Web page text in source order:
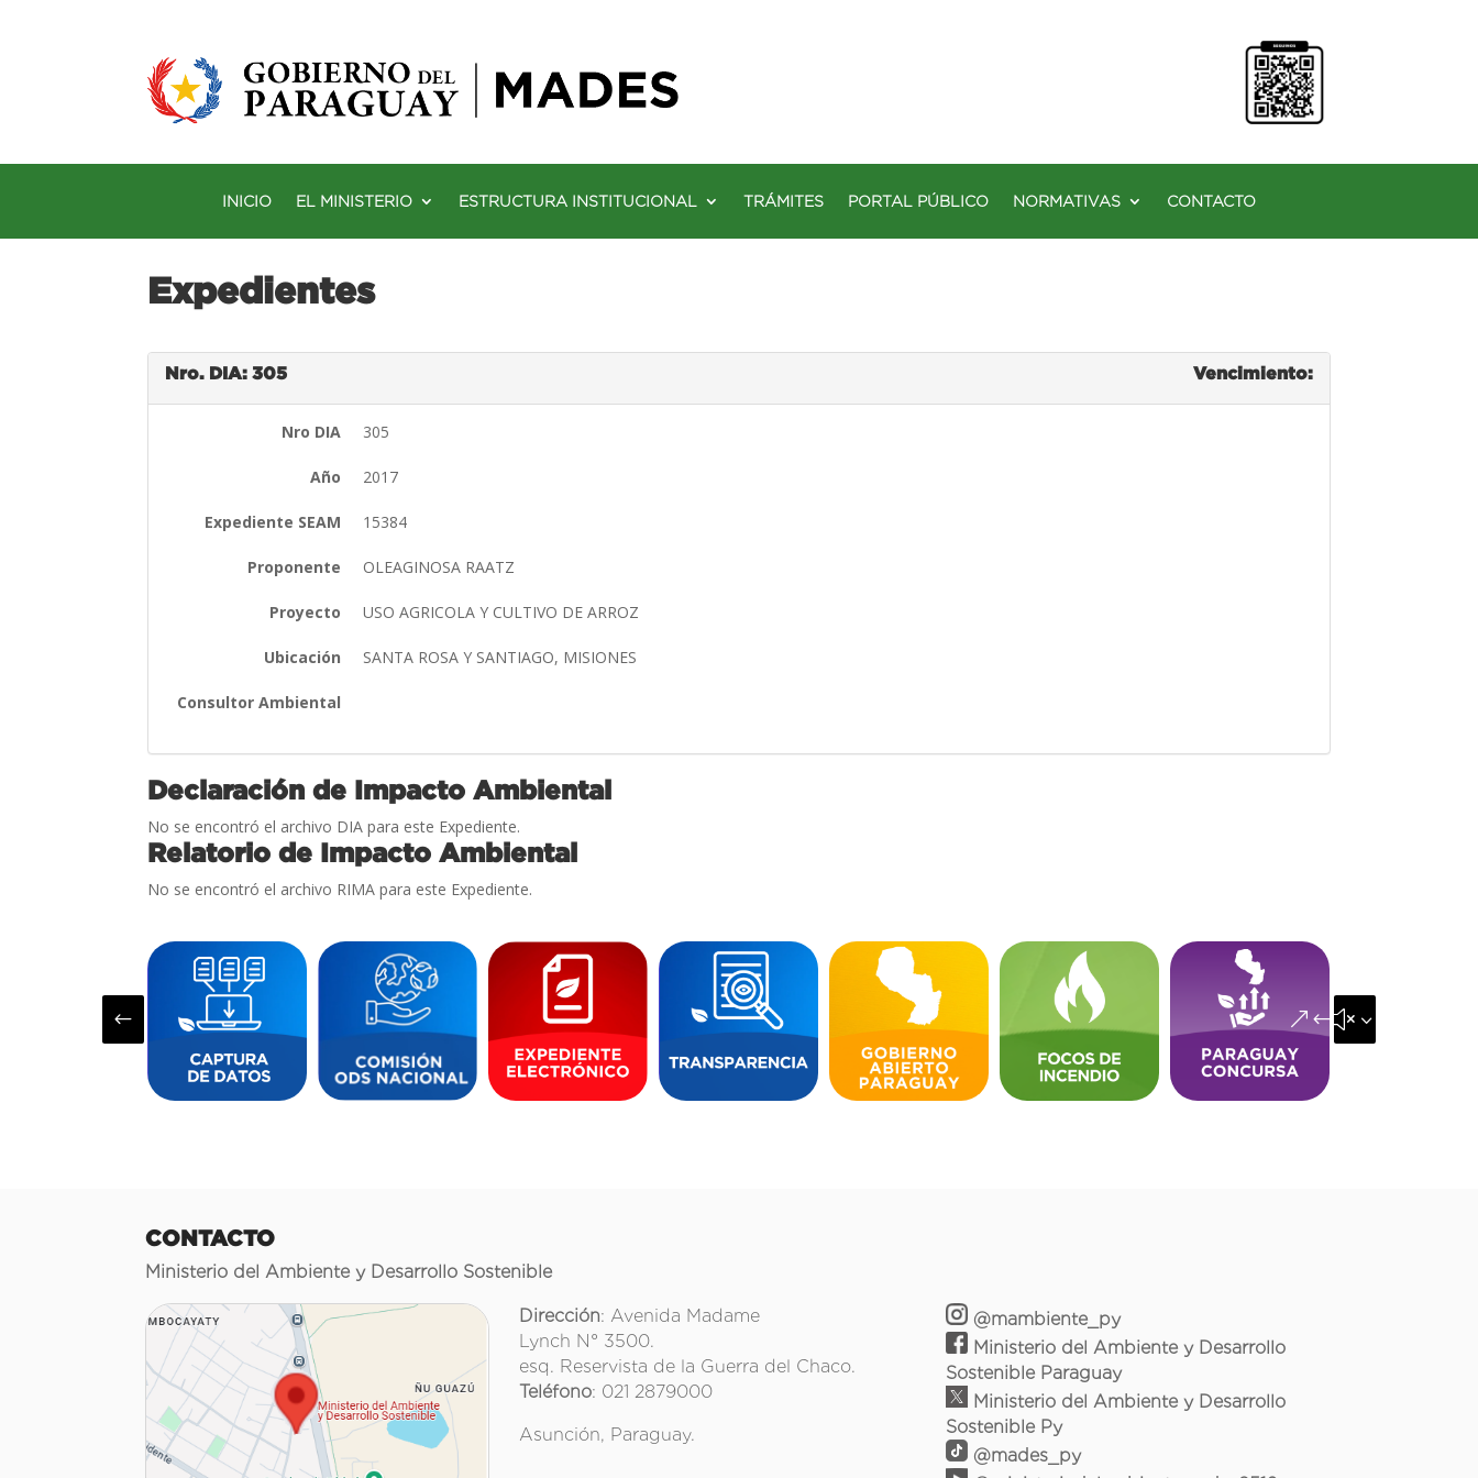
INICIO EL MINISTERIO ESTRUCTURA INSTITUCIONAL TRÁMITES PORTAL PÚBLICO NORMATIVAS CONTACTO
Expedientes
Nro. DIA: 305 Vencimiento:
Nro DIA 305
Año 2017
Expediente SEAM 15384
Proponente OLEAGINOSA RAATZ
Proyecto USO AGRICOLA Y CULTIVO DE ARROZ
Ubicación SANTA ROSA Y SANTIAGO, MISIONES
Consultor Ambiental
Declaración de Impacto Ambiental
No se encontró el archivo DIA para este Expediente.
Relatorio de Impacto Ambiental
No se encontró el archivo RIMA para este Expediente.
# &#x35;
CONTACTO
Ministerio del Ambiente y Desarrollo Sostenible
Dirección: Avenida Madame
Lynch N° 3500.
esq. Reservista de la Guerra del Chaco.
Teléfono: 021 2879000
Asunción, Paraguay.
@mambiente_py
Ministerio del Ambiente y Desarrollo
Sostenible Paraguay
Ministerio del Ambiente y Desarrollo
Sostenible Py
@mades_py